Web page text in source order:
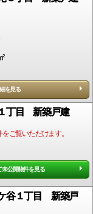
を見る
丁目 新築戸建
ご覧いただけます。
未公開物件を見る
谷１丁目 新築戸